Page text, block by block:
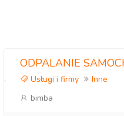
ODPALANIE
Usługi i firmy
Inne
bimba